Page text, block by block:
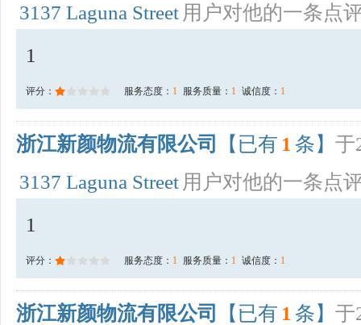
3137 Laguna Street 用户对他的一条点
1
评分： 服务态度： 1 服务质量： 1 诚信度： 1
浙江新颜物流有限公司 【已有 1 条】 于
3137 Laguna Street 用户对他的一条点
1
评分： 服务态度： 1 服务质量： 1 诚信度： 1
浙江新颜物流有限公司 【已有 1 条】 于